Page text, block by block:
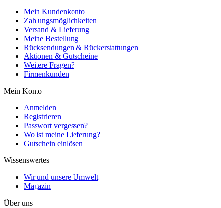
Mein Kundenkonto
Zahlungsmöglichkeiten
Versand & Lieferung
Meine Bestellung
Rücksendungen & Rückerstattungen
Aktionen & Gutscheine
Weitere Fragen?
Firmenkunden
Mein Konto
Anmelden
Registrieren
Passwort vergessen?
Wo ist meine Lieferung?
Gutschein einlösen
Wissenswertes
Wir und unsere Umwelt
Magazin
Über uns